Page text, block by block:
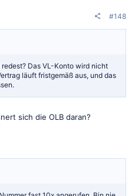
#148
Das VL-Konto wird nicht
läuft fristgemäß aus, und das
sich die OLB daran?